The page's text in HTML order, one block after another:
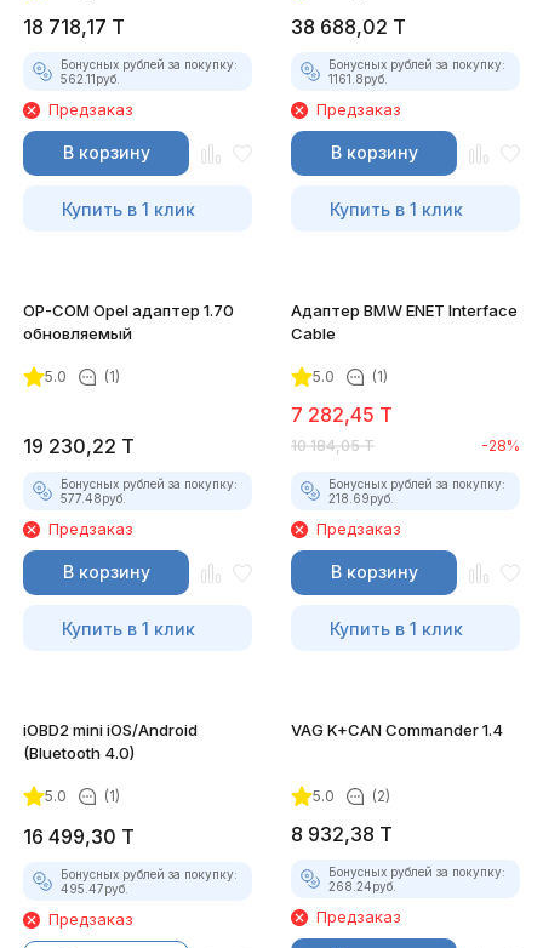
18 718,17 T
Бонусных рублей за покупку:
562.11руб.
Предзаказ
В корзину
Купить в 1 клик
38 688,02 T
Бонусных рублей за покупку:
1161.8руб.
Предзаказ
В корзину
Купить в 1 клик
OP-COM Opel адаптер 1.70
обновляемый
5.0 (1)
19 230,22 T
Бонусных рублей за покупку:
577.48руб.
Предзаказ
В корзину
Купить в 1 клик
Адаптер BMW ENET Interface
Cable
5.0 (1)
7 282,45 T
10 184,05 T -28%
Бонусных рублей за покупку:
218.69руб.
Предзаказ
В корзину
Купить в 1 клик
iOBD2 mini iOS/Android
(Bluetooth 4.0)
5.0 (1)
16 499,30 T
Бонусных рублей за покупку:
495.47руб.
Предзаказ
VAG K+CAN Commander 1.4
5.0 (2)
8 932,38 T
Бонусных рублей за покупку:
268.24руб.
Предзаказ